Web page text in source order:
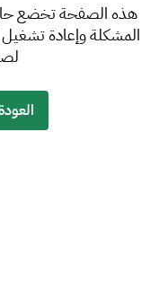
هذه الصفحة تخضع
المشكلة وإعادة